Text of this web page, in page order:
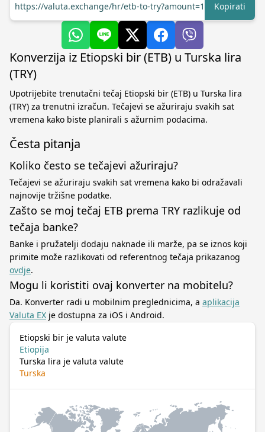
https://valuta.exchange/hr/etb-to-try?amount=1
Kopirati
Konverzija iz Etiopski bir (ETB) u Turska lira
(TRY)
Upotrijebite trenutačni tečaj Etiopski bir (ETB) u Turska lira
(TRY) za trenutni izračun. Tečajevi se ažuriraju svakih sat
vremena kako biste planirali s ažurnim podacima.
Česta pitanja
Koliko često se tečajevi ažuriraju?
Tečajevi se ažuriraju svakih sat vremena kako bi odražavali
najnovije tržišne podatke.
Zašto se moj tečaj ETB prema TRY razlikuje od
tečaja banke?
Banke i pružatelji dodaju naknade ili marže, pa se iznos koji
primite može razlikovati od referentnog tečaja prikazanog
ovdje.
Mogu li koristiti ovaj konverter na mobitelu?
Da. Konverter radi u mobilnim preglednicima, a aplikacija
Valuta EX je dostupna za iOS i Android.
Etiopski bir je valuta valute
Etiopija
Turska lira je valuta valute
Turska